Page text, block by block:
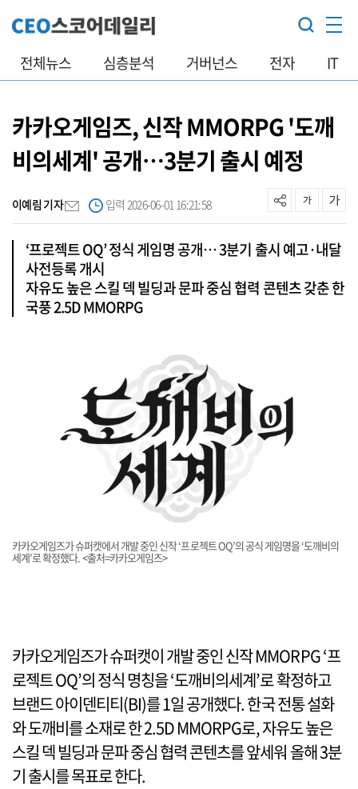
전체뉴스 심층분석 거버넌스 전자 IT
카카오게임즈, 신작 MMORPG '도깨
비의세계' 공개…3분기 출시 예정
이예림 기자 입력 2026-06-01 16:21:58
‘프로젝트 OQ’ 정식 게임명 공개… 3분기 출시 예고·내달
사전등록 개시
자유도 높은 스킬 덱 빌딩과 문파 중심 협력 콘텐츠 갖춘 한
국풍 2.5D MMORPG
카카오게임즈가 슈퍼캣에서 개발 중인 신작 ‘프로젝트 OQ’의 공식 게임명을 ‘도깨비의
세계’로 확정했다. <출처=카카오게임즈>
카카오게임즈가 슈퍼캣이 개발 중인 신작 MMORPG ‘프
로젝트 OQ’의 정식 명칭을 ‘도깨비의세계’로 확정하고
브랜드 아이덴티티(BI)를 1일 공개했다. 한국 전통 설화
와 도깨비를 소재로 한 2.5D MMORPG로, 자유도 높은
스킬 덱 빌딩과 문파 중심 협력 콘텐츠를 앞세워 올해 3분
기 출시를 목표로 한다.